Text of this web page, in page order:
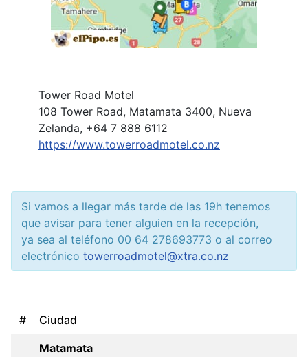
Tower Road Motel
108 Tower Road, Matamata 3400, Nueva
Zelanda, +64 7 888 6112
https://www.towerroadmotel.co.nz
Si vamos a llegar más tarde de las 19h tenemos
que avisar para tener alguien en la recepción,
ya sea al teléfono 00 64 278693773 o al correo
electrónico towerroadmotel@xtra.co.nz
# Ciudad
Matamata